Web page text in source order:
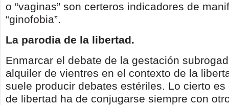
o “vaginas” son certeros indicadores de
“ginofobia”.
La parodia de la libertad.
Enmarcar el debate de la gestación
alquiler de vientres en el contexto de la
suele producir debates estériles. Lo cierto
de libertad ha de conjugarse siempre con